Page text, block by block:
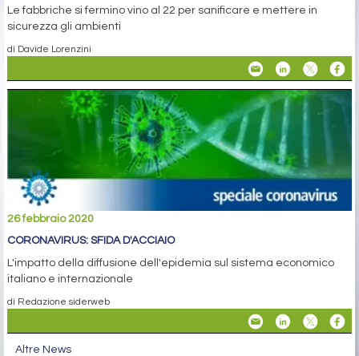
Le fabbriche si fermino vino al 22 per sanificare e mettere in
sicurezza gli ambienti
di Davide Lorenzini
26 febbraio 2020
CORONAVIRUS: SFIDA D'ACCIAIO
L'impatto della diffusione dell'epidemia sul sistema economico
italiano e internazionale
di Redazione siderweb
Altre News